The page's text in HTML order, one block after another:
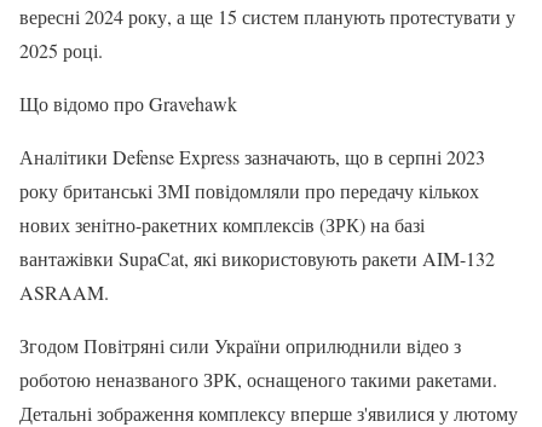
вересні 2024 року, а ще 15 систем планують протестувати у
2025 році.
Що відомо про Gravehawk
Аналітики Defense Express зазначають, що в серпні 2023
року британські ЗМІ повідомляли про передачу кількох
нових зенітно-ракетних комплексів (ЗРК) на базі
вантажівки SupaCat, які використовують ракети AIM-132
ASRAAM.
Згодом Повітряні сили України оприлюднили відео з
роботою неназваного ЗРК, оснащеного такими ракетами.
Детальні зображення комплексу вперше з'явилися у лютому